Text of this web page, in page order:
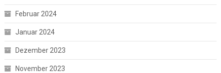
Februar 2024
Januar 2024
Dezember 2023
November 2023